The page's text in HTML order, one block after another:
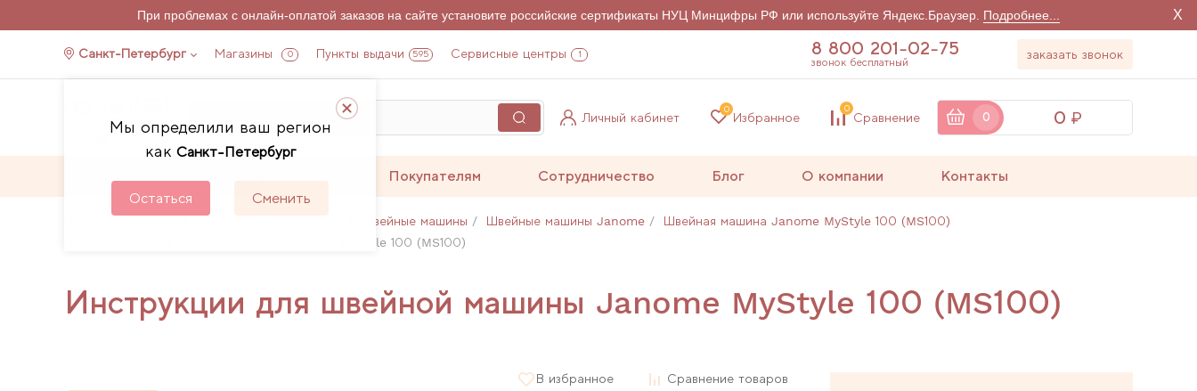
При проблемах с онлайн-оплатой заказов на сайте установите российские сертификаты НУЦ Минцифры РФ или используйте Яндекс.Браузер. Подробнее... X
Санкт-Петербург Магазины 0 Пункты выдачи 595 Сервисные центры 1
Мы определили ваш регион
как Санкт-Петербург
Остаться Сменить
8 800 201-02-75
звонок бесплатный
заказать звонок
Личный кабинет Избранное
0
Сравнение
0
0 0
Покупателям Сотрудничество Блог О компании Контакты
Каталог Швейное оборудование Швейные машины Швейные машины Janome
Швейная машина Janome MyStyle 100 (MS100)
Инструкции для швейной машины Janome MyStyle 100 (MS100)
Инструкции для швейной машины Janome MyStyle 100 (MS100)
В избранное Сравнение товаров